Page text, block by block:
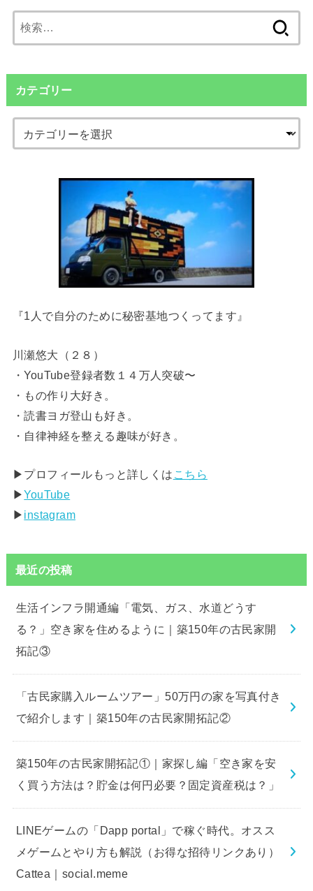
索:
カテゴリー
『1人で自分のために秘密基地つくってます』
川瀬悠大（２８）
・YouTube登録者数１４万人突破〜
・もの作り大好き。
・読書ヨガ登山も好き。
・自律神経を整える趣味が好き。
▶︎プロフィールもっと詳しくは こちら
▶︎YouTube
▶︎ instagram
最近の投稿
生活インフラ開通編「電気、ガス、水道どうす
る？」空き家を住めるように｜築150年の古民家開
拓記③
「古民家購入ルームツアー」50万円の家を写真付き
で紹介します｜築150年の古民家開拓記②
築150年の古民家開拓記①｜家探し編「空き家を安
く買う方法は？貯金は何円必要？固定資産税は？」
LINEゲームの「Dapp portal」で稼ぐ時代。オスス
メゲームとやり方も解説（お得な招待リンクあり）
Cattea｜social.meme